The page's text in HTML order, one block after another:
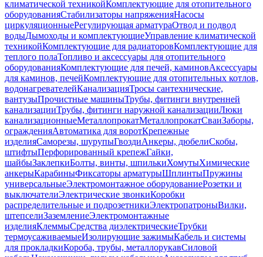
климатической техникойКомплектующие для отопительного
оборудованияСтабилизаторы напряженияНасосы
циркуляционныеРегулирующая арматураОтвод и подвод
водыДымоходы и комплектующиеУправление климатической
техникойКомплектующие для радиаторовКомплектующие для
теплого полаТопливо и аксессуары для отопительного
оборудованияКомплектующие для печей, каминовАксессуары
для каминов, печейКомплектующие для отопительных котлов,
водонагревателейКанализацияТросы сантехнические,
вантузыПрочистные машиныТрубы, фитинги внутренней
канализацииТрубы, фитинги наружной канализацииЛюки
канализационныеМеталлопрокатМеталлопрокатСваиЗаборы,
огражденияАвтоматика для воротКрепежные
изделияСаморезы, шурупыГвоздиАнкеры, дюбелиСкобы,
штифтыПерфорированный крепежГайки,
шайбыЗаклепкиБолты, винты, шпилькиХомутыХимические
анкерыКарабиныФиксаторы арматурыШплинтыПружины
универсальныеЭлектромонтажное оборудованиеРозетки и
выключателиЭлектрические звонкиКоробки
распределительные и подрозетникиЭлектропатроныВилки,
штепселиЗаземлениеЭлектромонтажные
изделияКлеммыСредства диэлектрическиеТрубки
термоусаживаемыеИзолирующие зажимыКабель и системы
для прокладкиКороба, трубы, металлорукавСиловой